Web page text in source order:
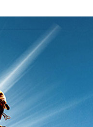
机刀片
碎机刀片
纤刀
机刀片
机刀片
公司动态
行业资讯